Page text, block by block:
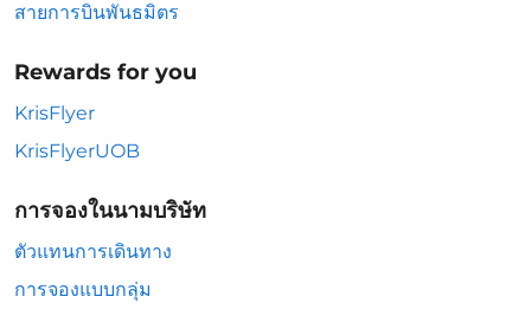
สายการบินพันธมิตร
Rewards for you
KrisFlyer
KrisFlyerUOB
การจองในนามบริษัท
ตัวแทนการเดินทาง
การจองแบบกลุ่ม